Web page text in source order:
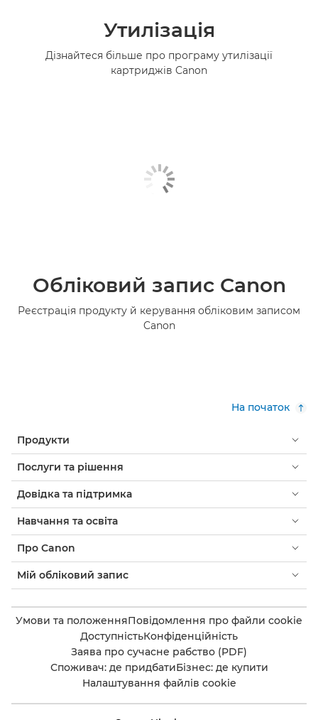
Утилізація
Дізнайтеся більше про програму утилізації
картриджів Canon
Обліковий запис Canon
Реєстрація продукту й керування обліковим записом
Canon
На початок
Продукти
Послуги та рішення
Довідка та підтримка
Навчання та освіта
Про Canon
Мій обліковий запис
Умови та положенняПовідомлення про файли cookie
ДоступністьКонфіденційність
Заява про сучасне рабство (PDF)
Споживач: де придбатиБізнес: де купити
Налаштування файлів cookie